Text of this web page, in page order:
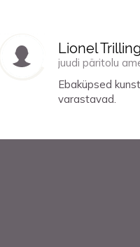
Lionel
juudi päritolu
Ebaküpsed
varastavad.